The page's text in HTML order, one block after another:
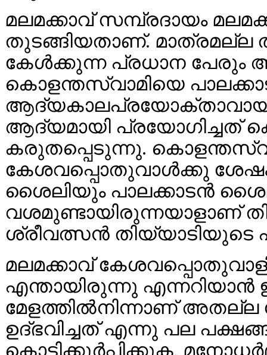
മലമക്കാവ് സമ്പ്രദായം
തുടങ്ങിയതാണ്. മാത്രമല്ല
കേള്‍ക്കുന്ന പ്രധാന പേരും
കൊളന്തസ്വാമിയെ
ആദ്യമായി പ്രയോഗിച്ചത്
കരുതപ്പെടുന്നു.
കേശവപ്പൊതുവാള്‍ക്കു
ശൈലിയും പാലക്കാടന്‍
വശമുണ്ടായിരുന്നയാളാണ്
ശ്രീവത്സന്‍ തിയ്യാടിയുടെ
മലമക്കാവ്
എന്തായിരുന്നു എന്നറിയാന്‍
മേളത്തില്‍നിന്നാണ്
ഉദ്ഭവിച്ചത് എന്നു പല
കൊട്ടിക്കൂര്‍പ്പിക്കുക,